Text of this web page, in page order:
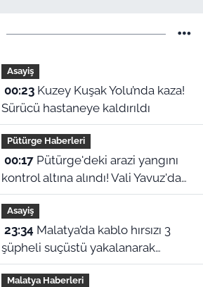
Asayiş
00:23Kuzey Kuşak Yolu’nda kaza!
Sürücü hastaneye kaldırıldı
Pütürge Haberleri
00:17Pütürge'deki arazi yangını
kontrol altına alındı! Vali Yavuz'dan
çağrı
Asayiş
23:34
şüpheli suçüstü yakalanarak
tutuklandı
Malatya Haberleri